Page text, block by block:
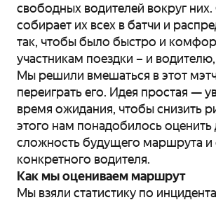
свободных водителей вокруг
собирает их всех в батчи и
так, чтобы было быстро и
участникам поездки – и
Мы решили вмешаться в этот
переиграть его. Идея простая —
время ожидания, чтобы снизить
этого нам понадобилось оценить
сложность будущего маршрута и
конкретного водителя.
Как мы оцениваем маршрут
Мы взяли статистику по